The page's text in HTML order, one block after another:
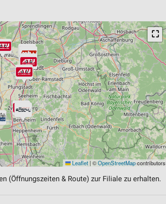
⛶
Leaflet | ©OpenStreetMapcontributors
(Öffnungszeiten & Route) zur Filiale zu erhalten.